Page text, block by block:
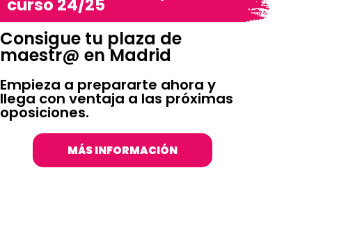
curso 24/25
Consigue tu plaza de
maestr@ en Madrid
Empieza a prepararte ahora y
llega con ventaja a las próximas
oposiciones.
MÁS INFORMACIÓN